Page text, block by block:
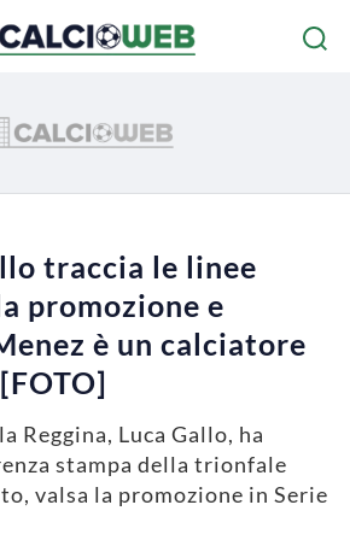
traccia le linee
promozione e
è un calciatore
Reggina, Luca Gallo, ha
stampa della trionfale
valsa la promozione in Serie